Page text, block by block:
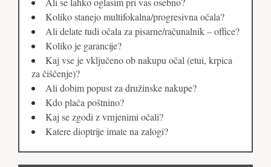
Koliko stanejo multifokalna/progresivna očala?
Ali delate tudi očala za pisarne/računalnik – office?
Koliko je garancije?
Kaj vse je vključeno ob nakupu očal (etui, krpica
za čiščenje)?
Ali dobim popust za družinske nakupe?
Kdo plača poštnino?
Kaj se zgodi z vrnjenimi očali?
Katere dioptrije imate na zalogi?